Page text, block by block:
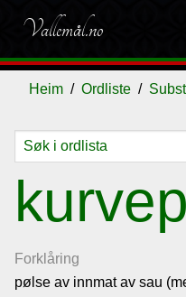
Vallemål.no
Heim Ordliste
Forklåring
pølse av innmat av sau
Ordliste
Om
vallemålet